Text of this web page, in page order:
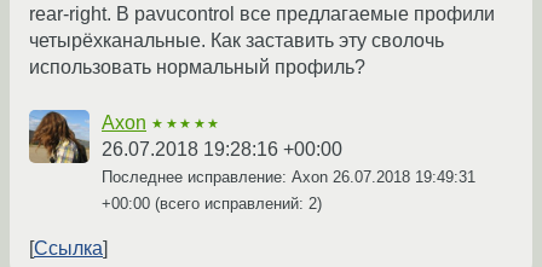
rear-right. В pavucontrol все предлагаемые профили
четырёхканальные. Как заставить эту сволочь
использовать нормальный профиль?
Axon ★★★★★
26.07.2018 19:28:16 +00:00
Последнее исправление: Axon 26.07.2018 19:49:31
+00:00 (всего исправлений: 2)
Ссылка